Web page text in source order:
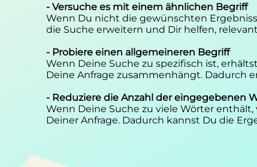
- Versuche es mit einem ähnlichen Begriff
Wenn Du nicht die gewünschten
die Suche erweitern und Dir helfen,
- Probiere einen allgemeineren Begriff
Wenn Deine Suche zu spezifisch ist,
Deine Anfrage zusammenhängt. Dadurch
- Reduziere die Anzahl der eingegebenen
Wenn Deine Suche zu viele Wörter
Deiner Anfrage. Dadurch kannst Du die